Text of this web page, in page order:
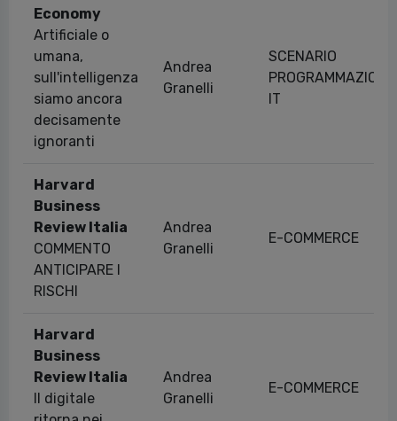
Economy
Artificiale o
umana,
sull'intelligenza
siamo ancora
decisamente
ignoranti
Andrea
Granelli
SCENARIO
PROGRAMMAZIONE
IT
Harvard
Business
Review Italia
COMMENTO
ANTICIPARE I
RISCHI
Andrea
Granelli
E-COMMERCE
Harvard
Business
Review Italia
Il digitale
Andrea
Granelli
E-COMMERCE